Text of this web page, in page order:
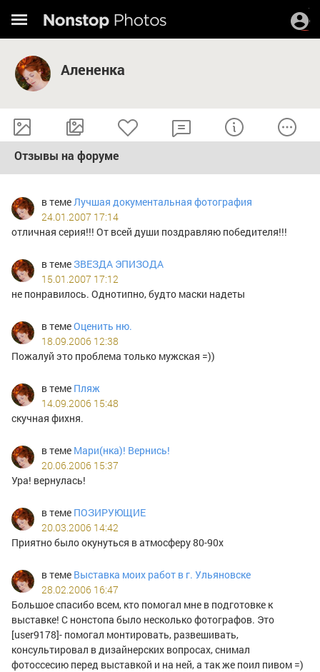
Алененка
Отзывы на форуме
в темеЛучшая документальная фотография
24.01.2007 17:14
отличная серия!!! От всей души поздравляю победителя!!!
в теме ЗВЕЗДА ЭПИЗОДА
15.01.2007 17:12
не понравилось. Однотипно, будто маски надеты
в темеОценить ню.
18.09.2006 12:38
Пожалуй это проблема только мужская =))
в теме Пляж
14.09.2006 15:48
скучная фихня.
в теме Мари(нка)! Вернись!
20.06.2006 15:37
Ура! вернулась!
в теме ПОЗИРУЮЩИЕ
20.03.2006 14:42
Приятно было окунуться в атмосферу 80-90х
в теме Выставка моих работ в г. Ульяновске
28.02.2006 16:47
Большое спасибо всем, кто помогал мне в подготовке к
выставке! С нонстопа было несколько фотографов. Это
[user9178]- помогал монтировать, развешивать,
консультировал в дизайнерских вопросах, снимал
фотоссесию перед выставкой и на ней, а так же поил пивом =)